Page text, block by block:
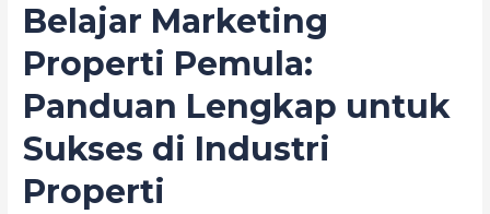
Panduan
Lengkap
Menuju
Kesuksesan
Penjualan
Belajar Marketing
Properti Pemula:
Panduan Lengkap untuk
Sukses di Industri
Properti